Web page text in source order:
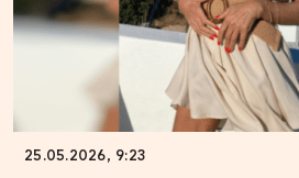
25.05.2026, 9:23